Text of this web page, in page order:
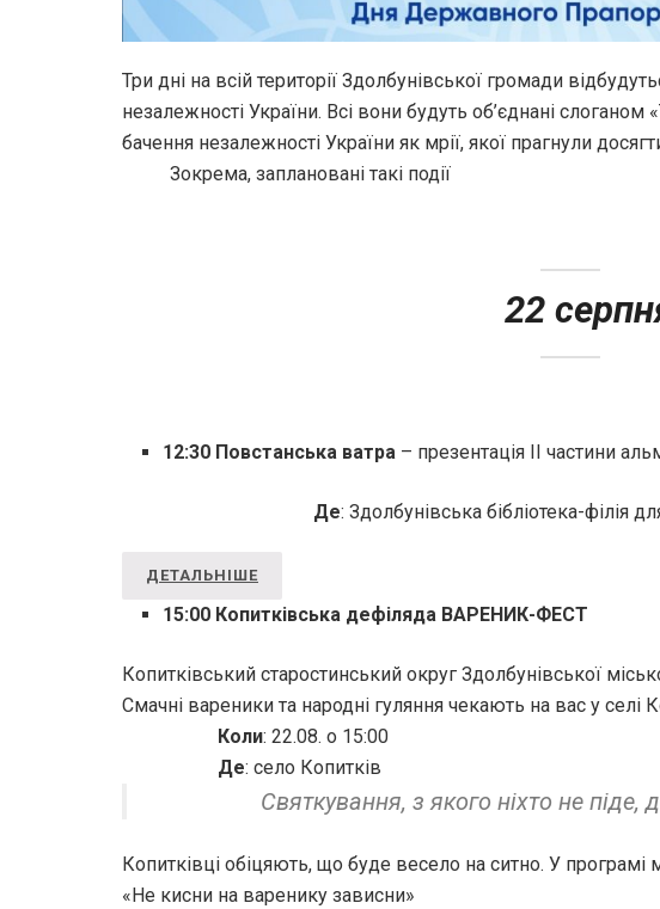
Три дні на всій території Здолбунівської громади
незалежності України. Всі вони будуть об’єднані
бачення незалежності України як мрії, якої прагнули
Зокрема, заплановані такі події
22
12:30 Повстанська ватра – презентація ІІ частини
Де: Здолбунівська бібліотека-філія
ДЕТАЛЬНІШЕ
15:00 Копитківська дефіляда ВАРЕНИК-ФЕСТ
Копитківський старостинський округ Здолбунівської
Смачні вареники та народні гуляння чекають на вас у селі
Коли: 22.08. о 15:00
Де: село Копитків
Святкування, з якого ніхто не піде,
Копитківці обіцяють, що буде весело на ситно. У програмі
«Не кисни на варенику зависни»